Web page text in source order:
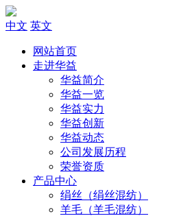
中文 英文
网站首页
走进华益
华益简介
华益一览
华益实力
华益创新
华益动态
公司发展历程
荣誉资质
产品中心
绢丝（绢丝混纺）
羊毛（羊毛混纺）